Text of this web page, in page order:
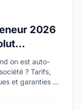
2026
on est auto-
? Tarifs,
et garanties :